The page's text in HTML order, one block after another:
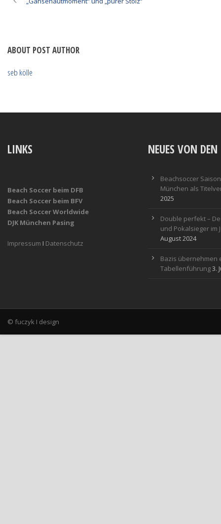
ABOUT POST AUTHOR
seb kölle
LINKS
Beach Soccer beim DFB
Beach Soccer beim BFV
Beach Soccer Worldwide
DJK München Pasing
Impressum I Datenschutz
NEUES VON
Beachsoccer
München als
2025
Double perfekt –
und Pokalsieger im
August 2024
Bazis übernehmen
Tabellenführung3.
© fuczyk I design